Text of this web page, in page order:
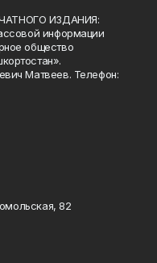
ИЗДАНИЯ:
информации
общество
Матвеев. Телефон:
82